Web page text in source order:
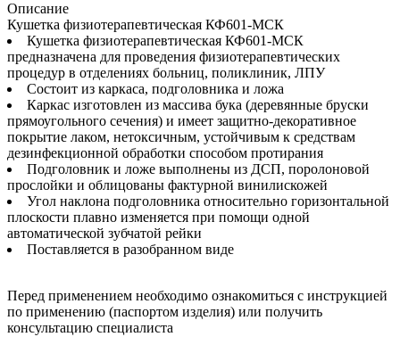
Описание
Кушетка физиотерапевтическая КФ601-МСК
Кушетка физиотерапевтическая КФ601-МСК
предназначена для проведения физиотерапевтических
процедур в отделениях больниц, поликлиник, ЛПУ
Состоит из каркаса, подголовника и ложа
Каркас изготовлен из массива бука (деревянные бруски
прямоугольного сечения) и имеет защитно-декоративное
покрытие лаком, нетоксичным, устойчивым к средствам
дезинфекционной обработки способом протирания
Подголовник и ложе выполнены из ДСП, поролоновой
прослойки и облицованы фактурной винилискожей
Угол наклона подголовника относительно горизонтальной
плоскости плавно изменяется при помощи одной
автоматической зубчатой рейки
Поставляется в разобранном виде
Перед применением необходимо ознакомиться с инструкцией
по применению (паспортом изделия) или получить
консультацию специалиста